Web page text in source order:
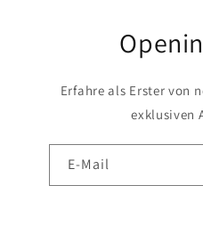
Erfahre als Erster von
exklusiven
E-Mail